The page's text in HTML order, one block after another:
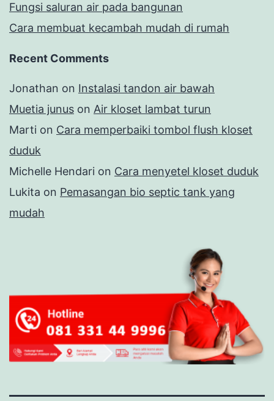
Fungsi saluran air pada bangunan
Cara membuat kecambah mudah di rumah
Recent Comments
Jonathan on Instalasi tandon air bawah
Muetia junus on Air kloset lambat turun
Marti on Cara memperbaiki tombol flush kloset
duduk
Michelle Hendari on Cara menyetel kloset duduk
Lukita on Pemasangan bio septic tank yang
mudah